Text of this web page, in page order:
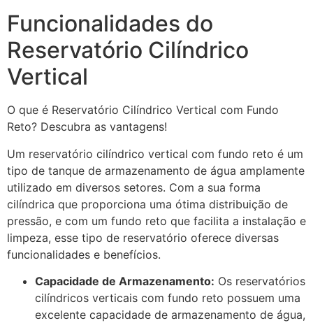
Funcionalidades do
Reservatório Cilíndrico
Vertical
O que é Reservatório Cilíndrico Vertical com Fundo
Reto? Descubra as vantagens!
Um reservatório cilíndrico vertical com fundo reto é um
tipo de tanque de armazenamento de água amplamente
utilizado em diversos setores. Com a sua forma
cilíndrica que proporciona uma ótima distribuição de
pressão, e com um fundo reto que facilita a instalação e
limpeza, esse tipo de reservatório oferece diversas
funcionalidades e benefícios.
Capacidade de Armazenamento: Os reservatórios
cilíndricos verticais com fundo reto possuem uma
excelente capacidade de armazenamento de água,